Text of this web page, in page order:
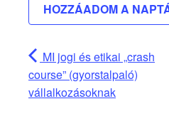
HOZZÁADOM A
MI jogi és etikai „crash
course” (gyorstalpaló)
vállalkozásoknak